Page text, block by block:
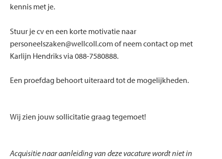
kennis met je.
Stuur je cv en een korte motivatie naar
personeelszaken@wellcoll.com of neem contact op met
Karlijn Hendriks via 088-7580888.
Een proefdag behoort uiteraard tot de mogelijkheden.
Wij zien jouw sollicitatie graag tegemoet!
Acquisitie naar aanleiding van deze vacature wordt niet in